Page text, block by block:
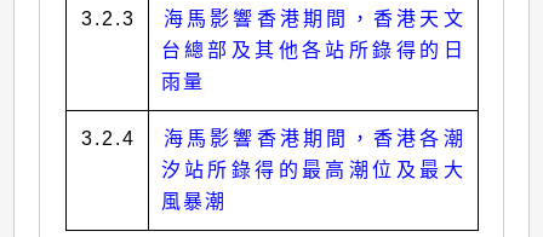
3.2.3
海馬影響香港期間，香港天文
台總部及其他各站所錄得的日
雨量
3.2.4
海馬影響香港期間，香港各潮
汐站所錄得的最高潮位及最大
風暴潮